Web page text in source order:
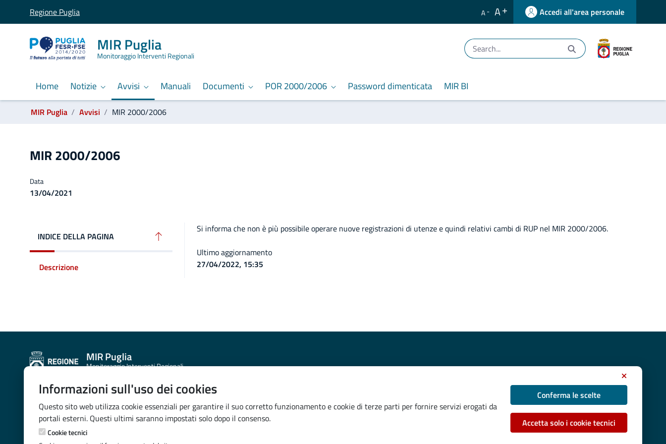
Informazioni sull'uso dei cookies
Questo sito web utilizza cookie essenziali per garantire il suo corretto funzionamento e cookie di terze parti per fornire servizi erogati da
portali esterni. Questi ultimi saranno impostati solo dopo il consenso.
Cookie tecnici
Conferma le scelte
Accetta solo i cookie tecnici
Regione Puglia A A Accedi all'area personale
MIR Puglia
Monitoraggio Interventi Regionali
Home Notizie Avvisi Manuali Documenti POR 2000/2006 Password dimenticata MIR BI
MIR Puglia Avvisi MIR 2000/2006
MIR 2000/2006
Data
13/04/2021
INDICE DELLA PAGINA
Descrizione
Descrizione
Si informa che non è più possibile operare nuove registrazioni di utenze e quindi relativi cambi di RUP nel MIR 2000/2006.
Ultimo aggiornamento
27/04/2022, 15:35
MIR Puglia
Monitoraggio Interventi Regionali
SEZIONE PROGRAMMAZIONE UNITARIA
VIA G. GENTILE 52,70100 - BARI
Iniziativa finanziata con risorse del PO Puglia 2014/2020 - Asse XIII e POC 2014/2020